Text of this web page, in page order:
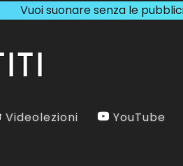
Vuoi suonare senza le
Videolezioni YouTube